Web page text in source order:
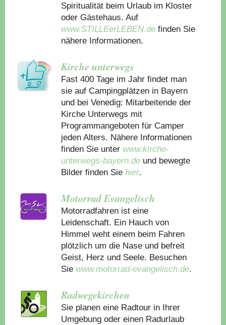
Spiritualität beim Urlaub im Kloster
oder Gästehaus. Auf
www.STILLEerLEBEN.de finden Sie
nähere Informationen.
Kirche unterwegs
Fast 400 Tage im Jahr findet man
sie auf Campingplätzen in Bayern
und bei Venedig: Mitarbeitende der
Kirche Unterwegs mit
Programmangeboten für Camper
jeden Alters. Nähere Informationen
finden Sie unter www.kirche-
unterwegs-bayern.de und bewegte
Bilder finden Sie hier.
Motorrad Evangelisch
Motorradfahren ist eine
Leidenschaft. Ein Hauch von
Himmel weht einem beim Fahren
plötzlich um die Nase und befreit
Geist, Herz und Seele. Besuchen
Sie www.motorrad-evangelisch.de.
Radwegekirchen
Sie planen eine Radtour in Ihrer
Umgebung oder einen Radurlaub